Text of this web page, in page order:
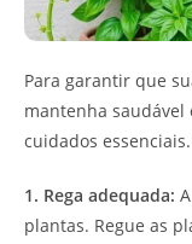
Para garantir que
mantenha
cuidados
1. Rega adequada:
plantas. Regue as